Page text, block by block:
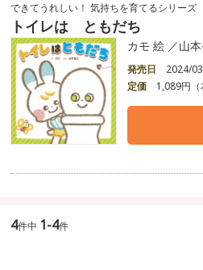
できてうれしい！ 気持ちを育てるシリーズ
トイレは ともだち
カモ 絵 ／山
発売日
2024/
定価
1,089円（
4件中 1-4件